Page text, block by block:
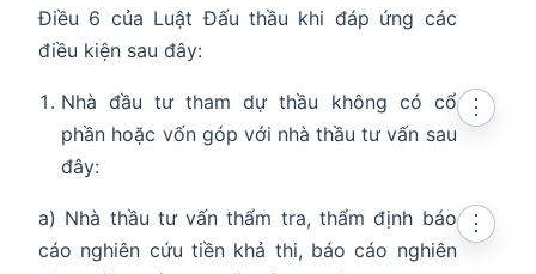
Điều 6 của Luật Đấu thầu khi đáp ứng các
điều kiện sau đây:
Nhà đầu tư tham dự thầu không có cổ
phần hoặc vốn góp với nhà thầu tư vấn sau
đây:
⋮
a) Nhà thầu tư vấn thẩm tra, thẩm định báo
cáo nghiên cứu tiền khả thi, báo cáo nghiên
⋮